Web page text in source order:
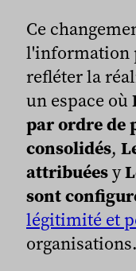
Ce
l'information
refléter la
un espace où
par ordre de
consolidés,
attribuéesy
sont
légitimité et
organisations.